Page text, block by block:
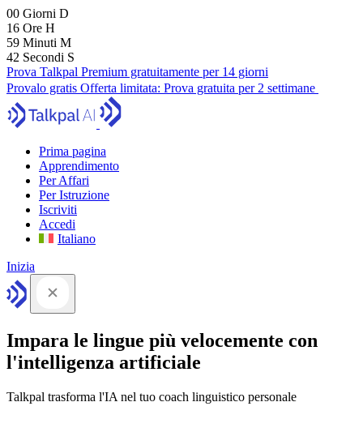
00 Giorni D
16 Ore H
59 Minuti M
41 Secondi S
Prova Talkpal Premium gratuitamente per 14 giorni
Provalo gratis Offerta limitata: Prova gratuita per 2 settimane
Prima pagina
Apprendimento
Per Affari
Per Istruzione
Iscriviti
Accedi
Italiano
Inizia
Impara le lingue più velocemente con
l'intelligenza artificiale
Talkpal trasforma l'IA nel tuo coach linguistico personale